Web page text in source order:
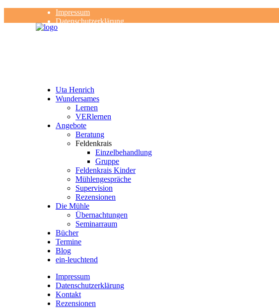
Impressum
Datenschutzerklärung
Kontakt
Uta Henrich
Wundersames
Lernen
VERlernen
Angebote
Beratung
Feldenkrais
Einzelbehandlung
Gruppe
Feldenkrais Kinder
Mühlengespräche
Supervision
Rezensionen
Die Mühle
Übernachtungen
Seminarraum
Bücher
Termine
Blog
ein-leuchtend
Impressum
Datenschutzerklärung
Kontakt
Rezensionen